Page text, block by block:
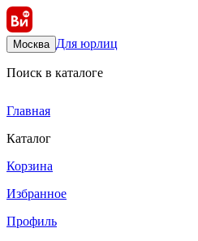
Москва Для юрлиц
Поиск в каталоге
Главная
Каталог
Корзина
Избранное
Профиль